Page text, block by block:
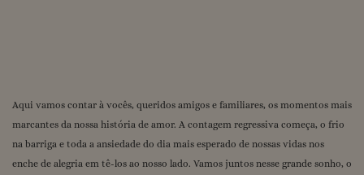
Aqui vamos contar à vocês, queridos amigos e familiares, os momentos mais
marcantes da nossa história de amor. A contagem regressiva começa, o frio
na barriga e toda a ansiedade do dia mais esperado de nossas vidas nos
enche de alegria em tê-los ao nosso lado. Vamos juntos nesse grande sonho, o